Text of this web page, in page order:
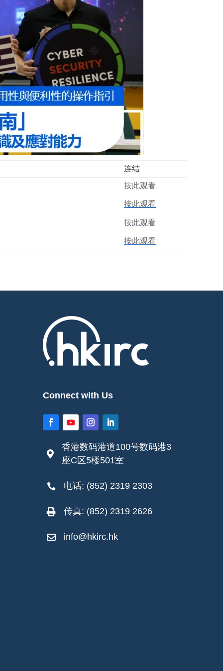
连结
按此观看
按此观看
按此观看
按此观看
Connect with Us

香港数码港道100号数码港3
座C区5楼501室
 电话: (852) 2319 2303
 传真: (852) 2319 2626
 info@hkirc.hk